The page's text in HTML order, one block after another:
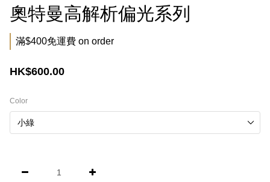
奧特曼高解析偏光系列
滿$400免運費 on order
HK$600.00
Color